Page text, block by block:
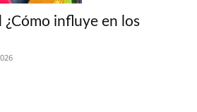
¿Cómo influye en los